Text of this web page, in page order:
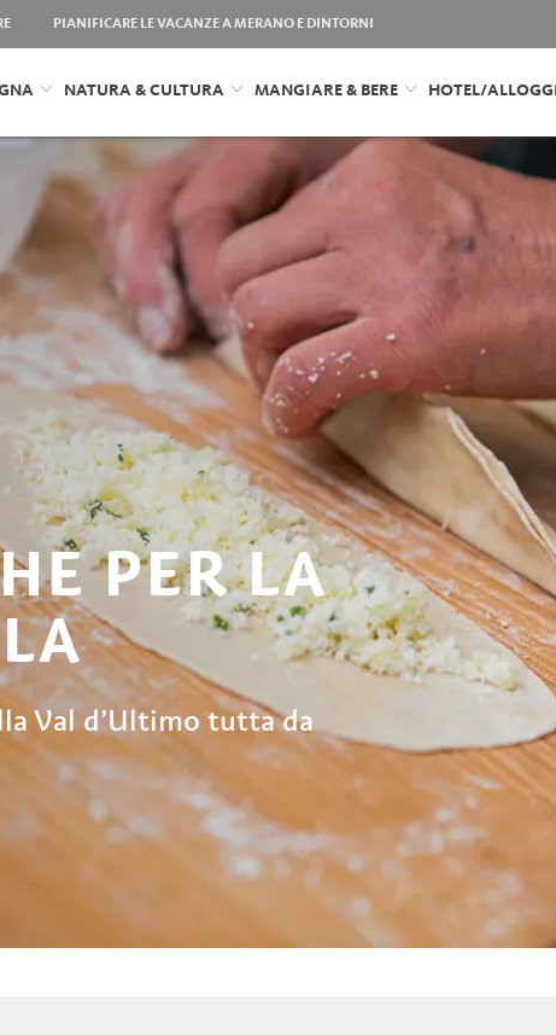
PIANIFICARE LE VACANZE A MERANO E DINTORNI
NATURA & CULTURA MANGIARE & BERE HOTEL/ALLOGGI
PER LA
Val d’Ultimo tutta da